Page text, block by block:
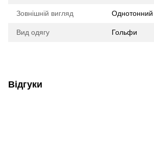
Зовнішній вигляд Однотонний
Вид одягу Гольфи
Відгуки